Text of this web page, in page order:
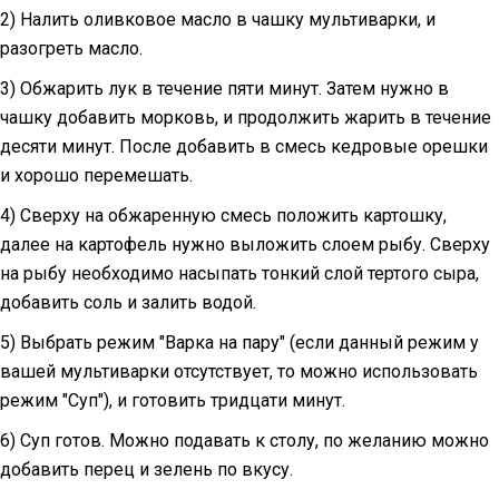
2) Налить оливковое масло в чашку мультиварки, и
разогреть масло.
3) Обжарить лук в течение пяти минут. Затем нужно в
чашку добавить морковь, и продолжить жарить в течение
десяти минут. После добавить в смесь кедровые орешки
и хорошо перемешать.
4) Сверху на обжаренную смесь положить картошку,
далее на картофель нужно выложить слоем рыбу. Сверху
на рыбу необходимо насыпать тонкий слой тертого сыра,
добавить соль и залить водой.
5) Выбрать режим "Варка на пару" (если данный режим у
вашей мультиварки отсутствует, то можно использовать
режим "Суп"), и готовить тридцати минут.
6) Суп готов. Можно подавать к столу, по желанию можно
добавить перец и зелень по вкусу.